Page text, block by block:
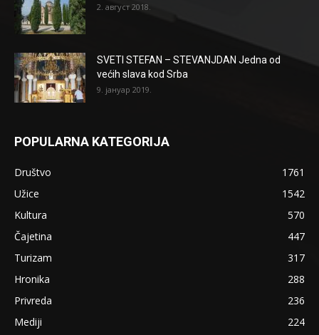
2. август 2018.
SVETI STEFAN – STEVANJDAN Jedna od
većih slava kod Srba
9. јануар 2019.
POPULARNA KATEGORIJA
Društvo
1761
Užice
1542
Kultura
570
Čajetina
447
Turizam
317
Hronika
288
Privreda
236
Mediji
224